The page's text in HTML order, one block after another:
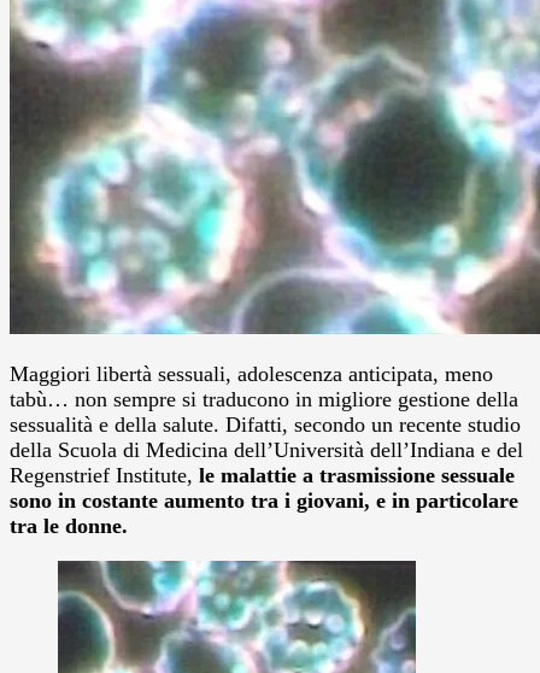
Maggiori libertà sessuali, adolescenza anticipata, meno
tabù… non sempre si traducono in migliore gestione della
sessualità e della salute. Difatti, secondo un recente studio
della Scuola di Medicina dell’Università dell’Indiana e del
Regenstrief Institute, le malattie a trasmissione sessuale
sono in costante aumento tra i giovani, e in particolare
tra le donne.